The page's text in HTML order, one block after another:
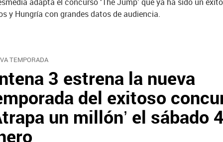
y Hungría con grandes datos de audiencia.
TEMPORADA
3 estrena la nueva
del exitoso
un millón’ el sábado